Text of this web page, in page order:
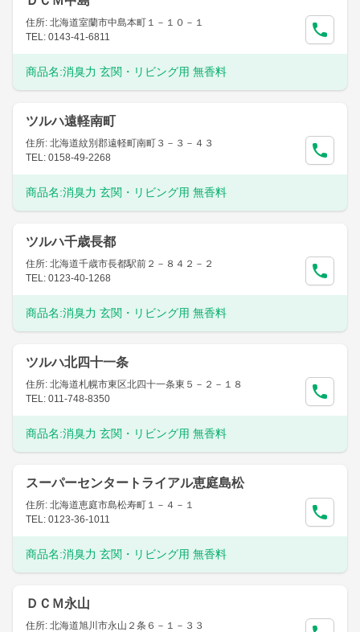
住所: 北海道室蘭市中島本町１－１０－１
TEL: 0143-41-6811
商品名:消臭力 玄関・リビング用 無香料
ツルハ遠軽南町
住所: 北海道紋別郡遠軽町南町３－３－４３
TEL: 0158-49-2268
商品名:消臭力 玄関・リビング用 無香料
ツルハ千歳長都
住所: 北海道千歳市長都駅前２－８４２－２
TEL: 0123-40-1268
商品名:消臭力 玄関・リビング用 無香料
ツルハ北四十一条
住所: 北海道札幌市東区北四十一条東５－２－１８
TEL: 011-748-8350
商品名:消臭力 玄関・リビング用 無香料
スーパーセンタートライアル恵庭島松
住所: 北海道恵庭市島松寿町１－４－１
TEL: 0123-36-1011
商品名:消臭力 玄関・リビング用 無香料
ＤＣＭ永山
住所: 北海道旭川市永山２条６－１－３３